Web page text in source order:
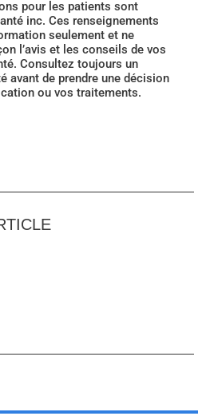
pour les patients sont
inc. Ces renseignements
seulement et ne
l’avis et les conseils de vos
Consultez toujours un
avant de prendre une décision
ou vos traitements.